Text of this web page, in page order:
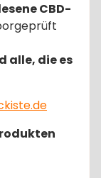
CBD-
alle, die es